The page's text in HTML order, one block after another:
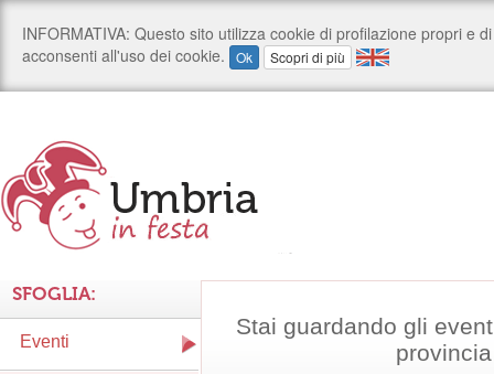
Stai guardando gli
SFOGLIA:
Eventi